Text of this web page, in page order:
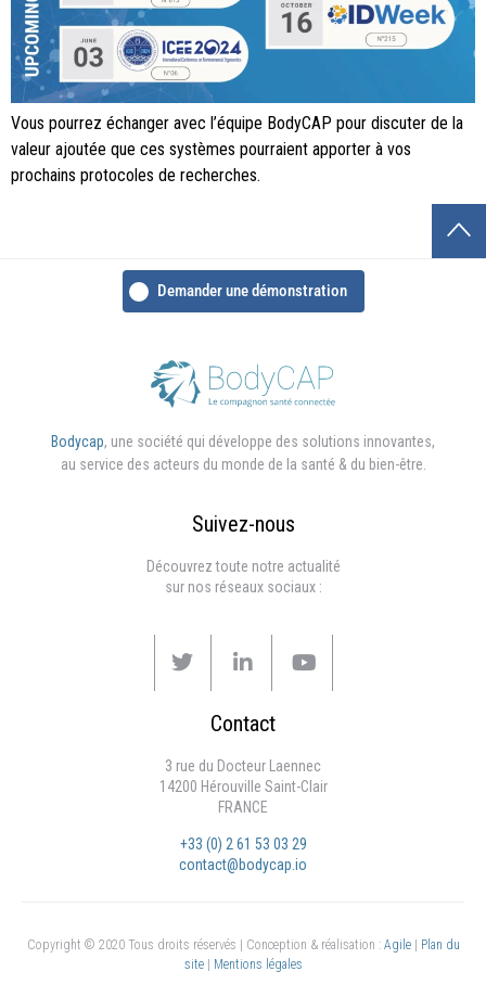
Vous pourrez échanger avec l’équipe BodyCAP pour discuter de la
valeur ajoutée que ces systèmes pourraient apporter à vos
prochains protocoles de recherches.
Demander une démonstration
Bodycap, une société qui développe des solutions innovantes,
au service des acteurs du monde de la santé & du bien-être.
Suivez-nous
Découvrez toute notre actualité
sur nos réseaux sociaux :
Contact
3 rue du Docteur Laennec
14200 Hérouville Saint-Clair
FRANCE
+33 (0) 2 61 53 03 29
contact@bodycap.io
Copyright © 2020 Tous droits réservés | Conception & réalisation : Agile|
Plan du
site| Mentions légales